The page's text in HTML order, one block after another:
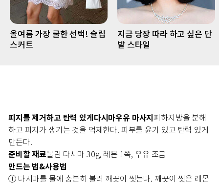
올여름 가장 쿨한 선택! 슬립
스커트
지금 당장 따라 하고 싶은 단
발 스타일
피지를 제거하고 탄력 있게 다시마우유 마사지피하지방을 분해
하고 피지가 생기는 것을 억제한다. 피부를 윤기 있고 탄력 있게
만든다.
준비할 재료불린 다시마 30g, 레몬 1쪽, 우유 조금
만드는 법&사용법
① 다시마를 물에 충분히 불려 깨끗이 씻는다. 깨끗이 씻은 레몬